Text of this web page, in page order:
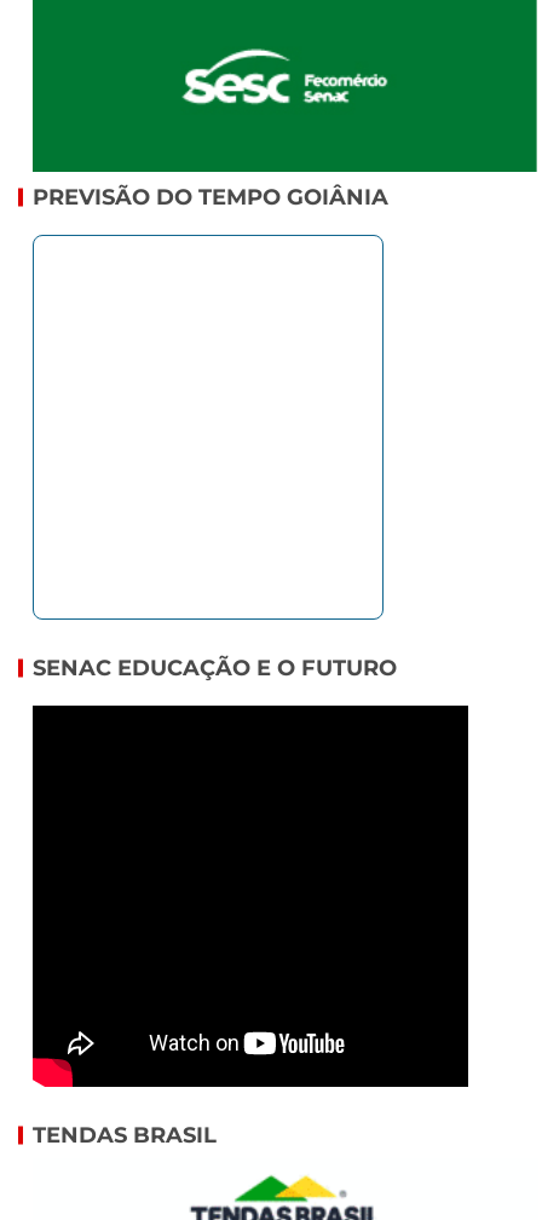
PREVISÃO DO TEMPO GOIÂNIA
SENAC EDUCAÇÃO E O FUTURO
TENDAS BRASIL